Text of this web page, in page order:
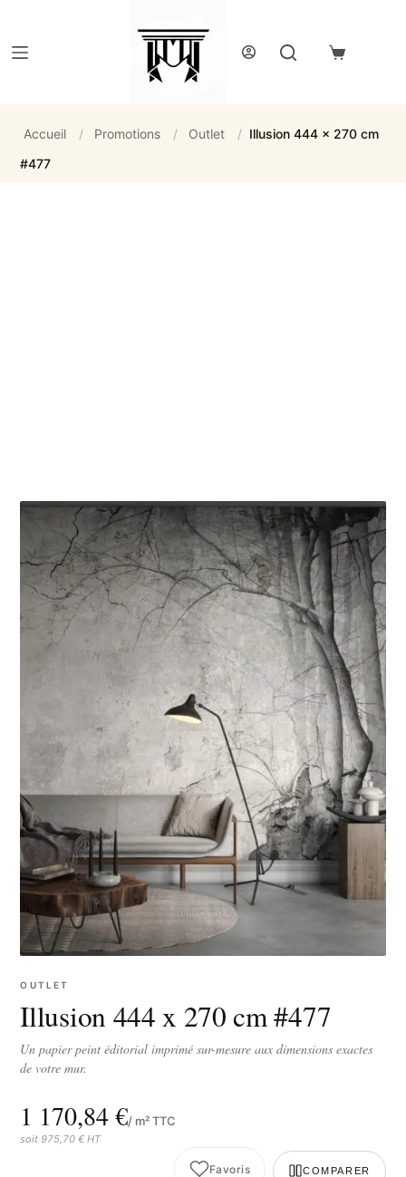
Panier
Accueil / Promotions / Outlet / Illusion 444 x 270 cm
#477
OUTLET
Illusion 444 x 270 cm #477
Un papier peint éditorial imprimé sur-mesure aux dimensions exactes
de votre mur.
1 170,84 €/ m² TTC
soit 975,70 € HT
Favoris COMPARER